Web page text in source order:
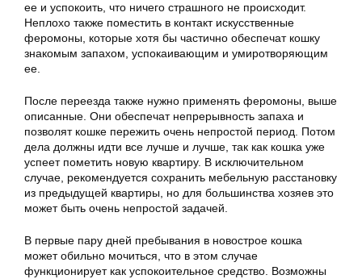
ее и успокоить, что ничего страшного не происходит.
Неплохо также поместить в контакт искусственные
феромоны, которые хотя бы частично обеспечат кошку
знакомым запахом, успокаивающим и умиротворяющим
ее.
После переезда также нужно применять феромоны, выше
описанные. Они обеспечат непрерывность запаха и
позволят кошке пережить очень непростой период. Потом
дела должны идти все лучше и лучше, так как кошка уже
успеет пометить новую квартиру. В исключительном
случае, рекомендуется сохранить мебельную расстановку
из предыдущей квартиры, но для большинства хозяев это
может быть очень непростой задачей.
В первые пару дней пребывания в новострое кошка
может обильно мочиться, что в этом случае
функционирует как успокоительное средство. Возможны